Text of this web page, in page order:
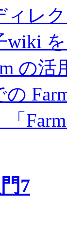
ィレ
wiki
の活
「
7